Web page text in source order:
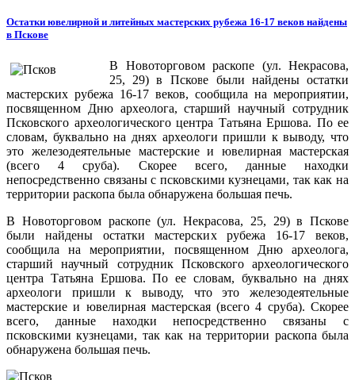
Остатки ювелирной и литейных мастерских рубежа 16-17 веков найдены
в Пскове
В Новоторговом раскопе (ул. Некрасова,
25, 29) в Пскове были найдены остатки
мастерских рубежа 16-17 веков, сообщила на мероприятии,
посвященном Дню археолога, старший научный сотрудник
Псковского археологического центра Татьяна Ершова. По ее
словам, буквально на днях археологи пришли к выводу, что
это железодеятельные мастерские и ювелирная мастерская
(всего 4 сруба). Скорее всего, данные находки
непосредственно связаны с псковскими кузнецами, так как на
территории раскопа была обнаружена большая печь.
В Новоторговом раскопе (ул. Некрасова, 25, 29) в Пскове
были найдены остатки мастерских рубежа 16-17 веков,
сообщила на мероприятии, посвященном Дню археолога,
старший научный сотрудник Псковского археологического
центра Татьяна Ершова. По ее словам, буквально на днях
археологи пришли к выводу, что это железодеятельные
мастерские и ювелирная мастерская (всего 4 сруба). Скорее
всего, данные находки непосредственно связаны с
псковскими кузнецами, так как на территории раскопа была
обнаружена большая печь.